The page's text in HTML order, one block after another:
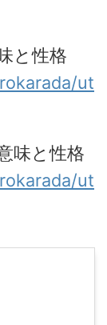
と性格
ut
味と性格
ut